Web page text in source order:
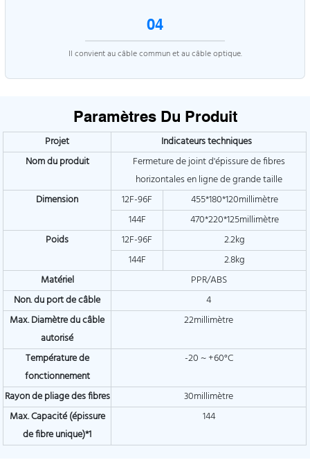
04
Il convient au câble commun et au câble optique.
Paramètres Du Produit
Projet
Indicateurs techniques
Nom du produit
Fermeture de joint d'épissure de fibres
horizontales en ligne de grande taille
Dimension
12F-96F
455*180*120millimètre
144F
470*220*125millimètre
Poids
12F-96F
2.2kg
144F
2.8kg
Matériel
PPR/ABS
Non. du port de câble
4
Max. Diamètre du câble
autorisé
22millimètre
Température de
fonctionnement
-20 ~ +60°C
Rayon de pliage des fibres
30millimètre
Max. Capacité (épissure
de fibre unique)*1
144